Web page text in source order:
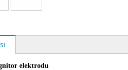
elektrodu